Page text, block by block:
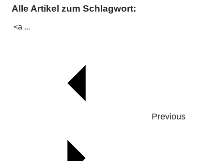
Alle Artikel zum Schlagwort:
<a ...
Previous